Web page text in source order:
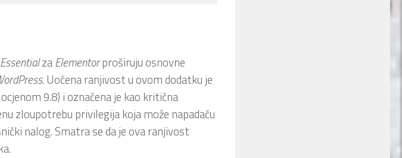
EssentialzaElementorproširuju osnovne
. Uočena ranjivost u ovom dodatku je
9.8) i označena je kao kritična
zloupotrebu privilegija koja može napadaču
nalog. Smatra se da je ova ranjivost